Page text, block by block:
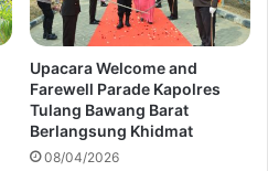
Upacara Welcome and
Farewell Parade Kapolres
Tulang Bawang Barat
Berlangsung Khidmat
08/04/2026